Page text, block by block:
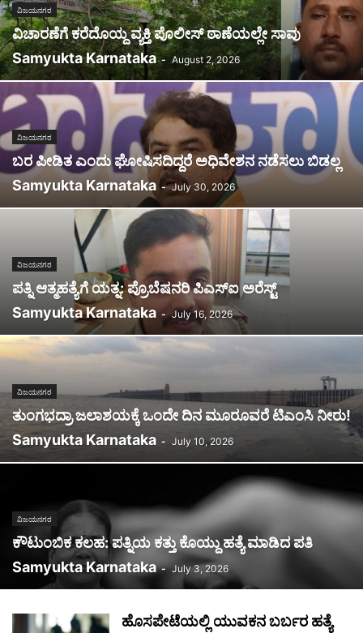
ವಿಜಯನಗರ
ವಿಚಾರಣೆಗೆ ಕರೆದೊಯ್ದ ವ್ಯಕ್ತಿ ಪೊಲೀಸ್‌ ಠಾಣೆಯಲ್ಲೇ ಸಾವು
Samyukta Karnataka - August 2, 2026
ವಿಜಯನಗರ
ಬರ ಪೀಡಿತ ಎಂದು ಘೋಷಿಸದಿದ್ದರೆ ಅಧಿವೇಶನ ನಡೆಸಲು ಬಿಡಲ್ಲ
Samyukta Karnataka - July 30, 2026
ವಿಜಯನಗರ
ಪತ್ನಿ ಆತ್ಮಹತ್ಯೆಗೆ ಯತ್ನ: ಪ್ರೊಬೆಷನರಿ ಪಿಎಸ್‌ಐ ಅರೆಸ್ಟ್
Samyukta Karnataka - July 16, 2026
ವಿಜಯನಗರ
ತುಂಗಭದ್ರಾ ಜಲಾಶಯಕ್ಕೆ ಒಂದೇ ದಿನ ಮೂರೂವರೆ ಟಿಎಂಸಿ ನೀರು!
Samyukta Karnataka - July 10, 2026
ವಿಜಯನಗರ
ಕೌಟುಂಬಿಕ ಕಲಹ: ಪತ್ನಿಯ ಕತ್ತು ಕೊಯ್ದು ಹತ್ಯೆ ಮಾಡಿದ ಪತಿ
Samyukta Karnataka - July 3, 2026
ಹೊಸಪೇಟೆಯಲ್ಲಿ ಯುವಕನ ಬರ್ಬರ ಹತ್ಯೆ